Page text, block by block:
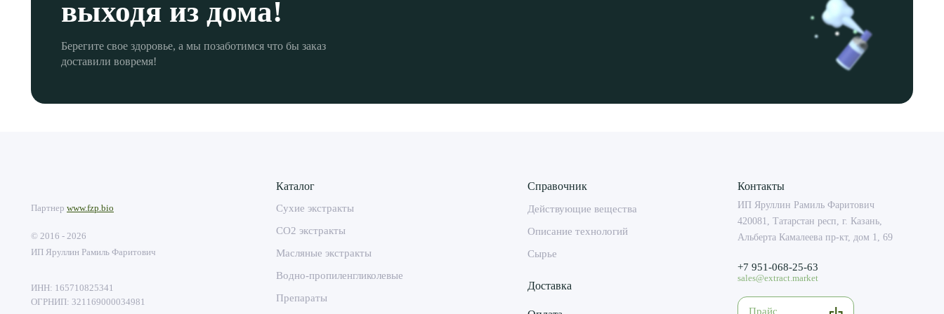
выходя из дома!
Берегите свое здоровье, а мы позаботимся что бы заказ
доставили вовремя!
Партнер www.fzp.bio
© 2016 - 2026
ИП Яруллин Рамиль Фаритович
ИНН: 165710825341
ОГРНИП: 321169000034981
Каталог
Сухие экстракты
CO2 экстракты
Масляные экстракты
Водно-пропиленгликолевые
Препараты
Справочник
Действующие вещества
Описание технологий
Сырье
Доставка
Контакты
ИП Яруллин Рамиль Фаритович
420081, Татарстан респ, г. Казань,
Альберта Камалеева пр-кт, дом 1, 69
+7 951-068-25-63
sales@extract.market
Прайс